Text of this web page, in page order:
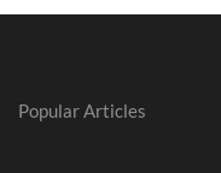
Popular Articles